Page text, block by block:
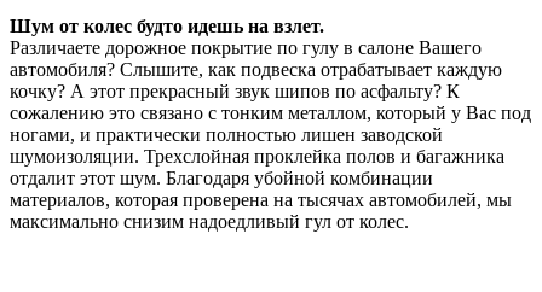
Шум от колес будто идешь на взлет.
Различаете дорожное покрытие по гулу в салоне Вашего
автомобиля? Слышите, как подвеска отрабатывает каждую
кочку? А этот прекрасный звук шипов по асфальту? К
сожалению это связано с тонким металлом, который у Вас под
ногами, и практически полностью лишен заводской
шумоизоляции. Трехслойная проклейка полов и багажника
отдалит этот шум. Благодаря убойной комбинации
материалов, которая проверена на тысячах автомобилей, мы
максимально снизим надоедливый гул от колес.